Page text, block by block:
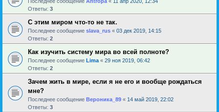
Ответы: 3
С этим миром что-то не так.
Последнее сообщение slava_rus « 03 дек 2019, 14:15
Ответы: 2
Как изучить систему мира во всей полноте?
Последнее сообщение Lima « 29 ноя 2019, 06:42
Ответы: 2
Зачем жить в мире, если я не его и вообще рождаться
мне?
Последнее сообщение Вероника_89 « 14 май 2019, 22:02
Ответы: 3